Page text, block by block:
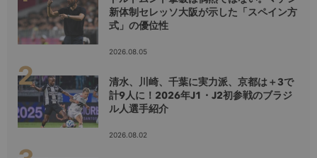
新体制セレッソ大阪が示した「スペイン方
式」の優位性
2026.08.05
清水、川崎、千葉に実力派、京都は＋3で
計9人に！2026年J1・J2初参戦のブラジ
ル人選手紹介
2026.08.02